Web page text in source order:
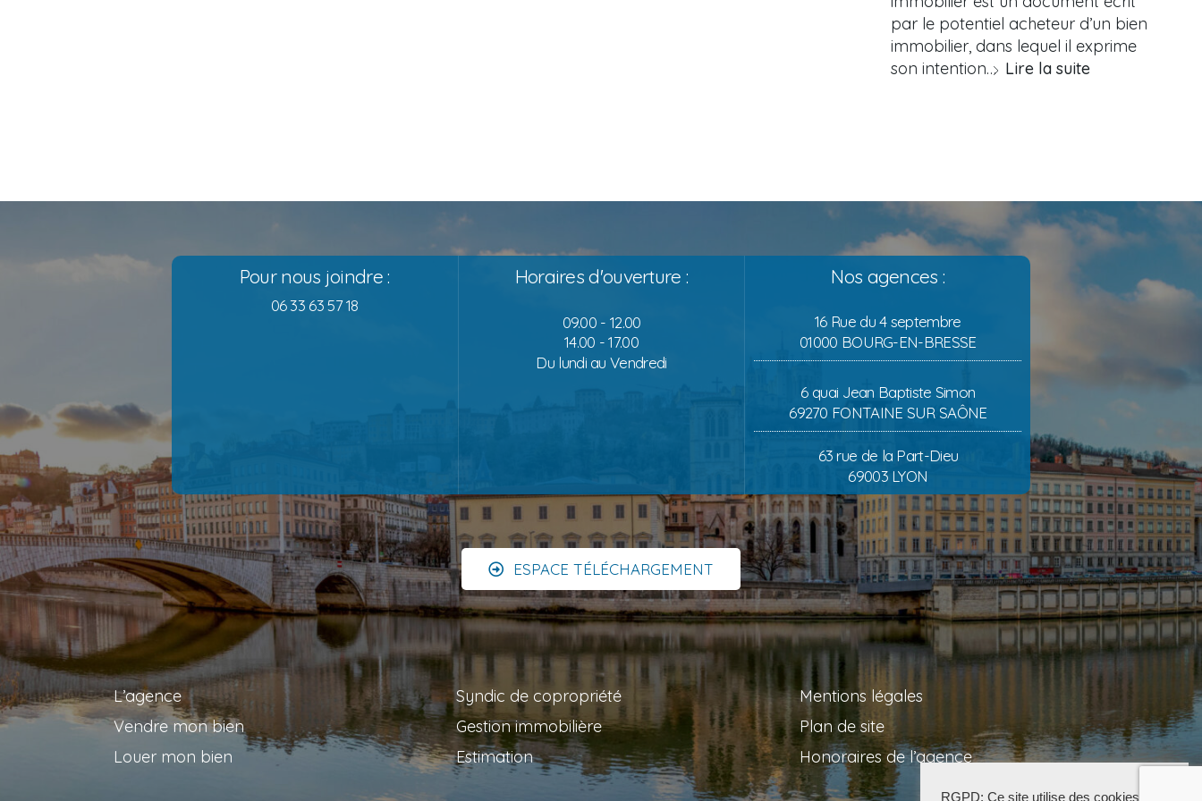
par le potentiel acheteur d’un bien
immobilier, dans lequel il exprime
son intention… Lire la suite
Pour nous joindre :
06 33 63 57 18
Horaires d'ouverture :
09.00 - 12.00
14.00 - 17.00
Du lundi au Vendredi
Nos agences :
16 Rue du 4 septembre
01000 BOURG-EN-BRESSE
6 quai Jean Baptiste Simon
69270 FONTAINE SUR SAÔNE
63 rue de la Part-Dieu
69003 LYON
ESPACE TÉLÉCHARGEMENT
L’agence
Vendre mon bien
Louer mon bien
Syndic de copropriété
Gestion immobilière
Estimation
Mentions légales
Plan de site
Honoraires de l’agence
RGPD: Ce site utilise des cookies pour